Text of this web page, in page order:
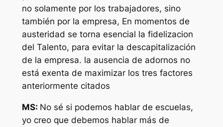
no solamente por los trabajadores, sino
también por la empresa, En momentos de
austeridad se torna esencial la fidelizacion
del Talento, para evitar la descapitalización
de la empresa. la ausencia de adornos no
está exenta de maximizar los tres factores
anteriormente citados
MS: No sé si podemos hablar de escuelas,
yo creo que debemos hablar más de